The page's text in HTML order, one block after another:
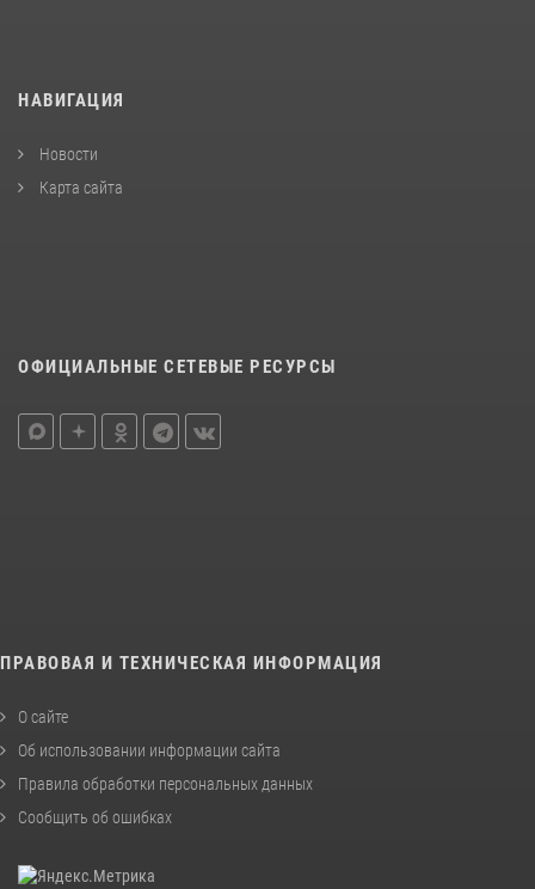
НАВИГАЦИЯ
Новости
Карта сайта
ОФИЦИАЛЬНЫЕ СЕТЕВЫЕ РЕСУРСЫ
ПРАВОВАЯ И ТЕХНИЧЕСКАЯ ИНФОРМАЦИЯ
О сайте
Об использовании информации сайта
Правила обработки персональных данных
Сообщить об ошибках